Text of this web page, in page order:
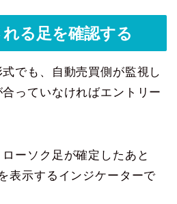
る足を確認する
でも、自動売買側が監視し
っていなければエントリー
ーソク足が確定したあと
表示するインジケーターで